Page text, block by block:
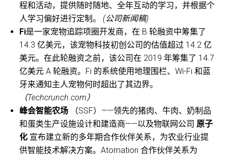
程和活动，提供随时随地、全年互动的学习，并根据个
人学习偏好进行定制。 (公司新闻稿)
Fi是一家宠物追踪项圈开发商，在 B 轮融资中筹集了
14.3 亿美元，该宠物科技初创公司的估值超过 14.2 亿
美元。在此轮融资之前，该公司在 2019 年筹集了 14.7
亿美元 A 轮融资。Fi 的系统使用地理围栏、Wi-Fi 和蓝
牙来通知主人宠物何时超出了其边界。
（Techcrunch.com）
峰会智能农场 （SSF）——领先的猪肉、牛肉、奶制品
和蛋类生产设施设计和建造商——以及物联网公司 原子
化 宣布建立新的多年期合作伙伴关系，为农业行业提
供智能技术解决方案。Atomation 合作伙伴关系为